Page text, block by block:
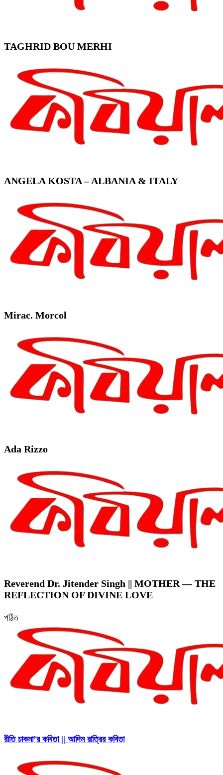
TAGHRID BOU MERHI
ANGELA KOSTA – ALBANIA & ITALY
Mirac. Morcol
Ada Rizzo
Reverend Dr. Jitender Singh || MOTHER — THE
REFLECTION OF DIVINE LOVE
পঠিত
রীতি চাকমা’র কবিতা || আদিম রাত্রির কবিতা